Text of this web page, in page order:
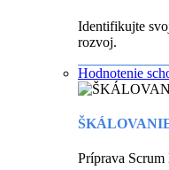
Identifikujte
rozvoj.
Hodnotenie
Príprava